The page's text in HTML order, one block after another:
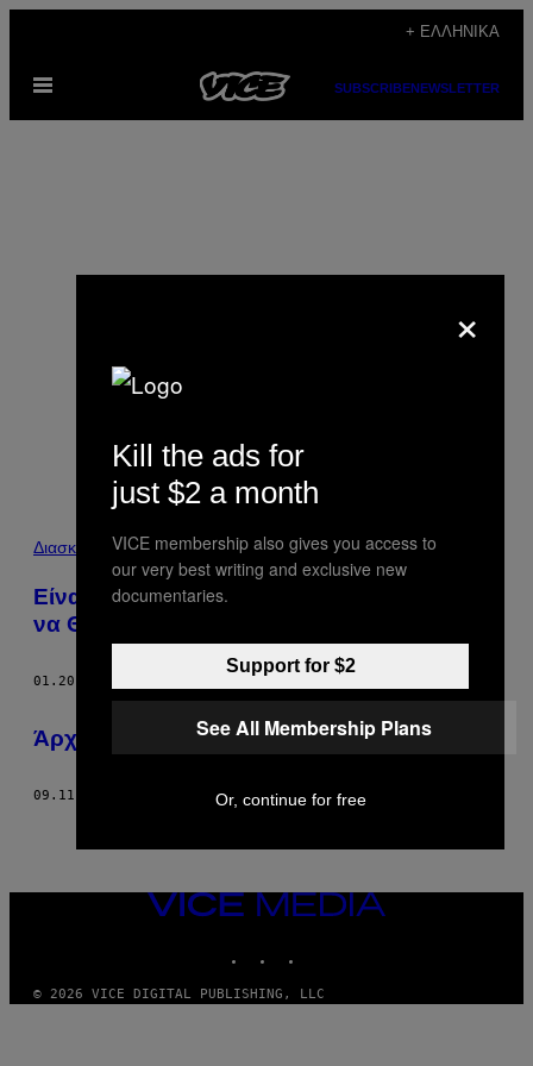
περιεχόμενο
+ ΕΛΛΗΝΙΚΆ
Ανοίξτε
μενού
SUBSCRIBENEWSLETTER
Zoltan Istvan
POSTS
BY
THIS
AUTHOR
Διασκέδαση
Είναι ο Ύπνος μια Ασθένεια που Πρέπει
να Θεραπευτεί;
01.20.16 ZOLTAN ISTVAN
Άρχισε η Εποχή της Τεχνητής Καρδιάς
09.11.14 ZOLTAN ISTVAN
VICE
MEDIA
© 2026 VICE DIGITAL PUBLISHING, LLC
×
Kill the ads for
just $2 a month
VICE membership also gives you access to
our very best writing and exclusive new
documentaries.
Support for $2
See All Membership Plans
Or, continue for free